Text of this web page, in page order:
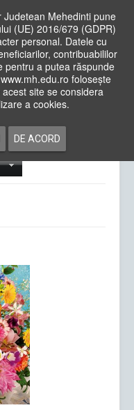
Mehedinti pune
(UE) 2016/679 (GDPR)
personal. Datele cu
contribuabililor
pentru a putea răspunde
folosește
site se considera
a cookies.
DE ACORD
Inspectoratul Școlar